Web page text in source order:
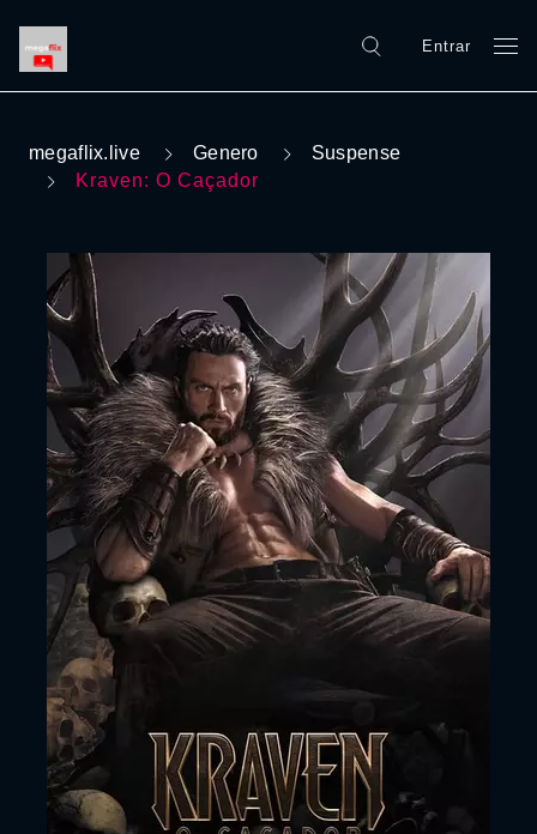
Entrar
megaflix.live Genero
Suspense
Kraven: O Caçador